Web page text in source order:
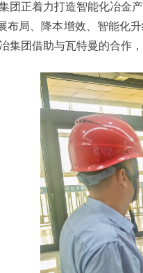
团正着力打造智能化冶金
布局、降本增效、智能化
集团借助与瓦特曼的合作